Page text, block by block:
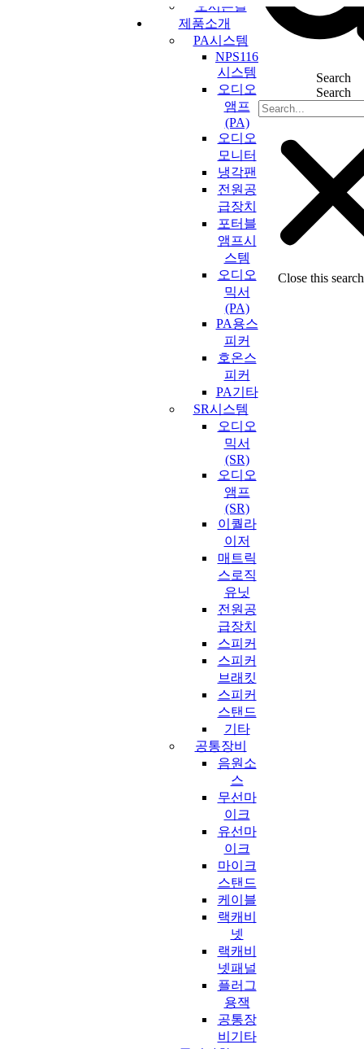
오시는길
제품소개
PA시스템
NPS116
시스템
오디오
앰프
(PA)
오디오
모니터
냉각팬
전원공
급장치
포터블
앰프시
스템
오디오
믹서
(PA)
PA용스
피커
호온스
피커
PA기타
SR시스템
오디오
믹서
(SR)
오디오
앰프
(SR)
이퀄라
이저
매트릭
스로직
유닛
전원공
급장치
스피커
스피커
브래킷
스피커
스탠드
기타
공통장비
음원소
스
무선마
이크
유선마
이크
마이크
스탠드
케이블
랙캐비
넷
랙캐비
넷패널
플러그
용잭
공통장
비기타
Search
Search
Close this